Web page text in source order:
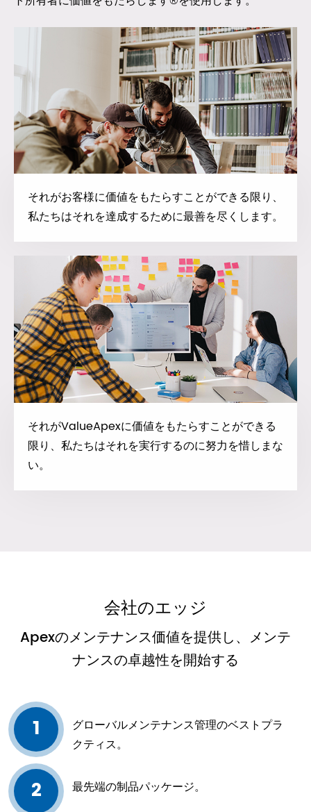
それがお客様に価値をもたらすことができる限り、
私たちはそれを達成するために最善を尽くします。
それがValueApexに価値をもたらすことができる
限り、私たちはそれを実行するのに努力を惜しまな
い。
会社のエッジ
Apexのメンテナンス価値を提供し、メンテ
ナンスの卓越性を開始する
1
グローバルメンテナンス管理のベストプラ
クティス。
2 最先端の制品パッケージ。